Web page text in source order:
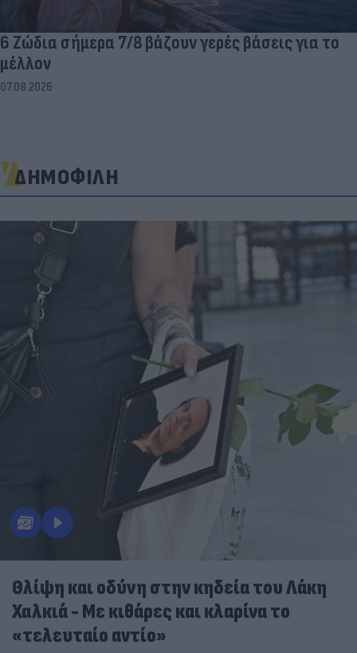
6 Ζώδια σήμερα 7/8 βάζουν γερές βάσεις για το
μέλλον
07.08.2026
ΔΗΜΟΦΙΛΗ
Θλίψη και οδύνη στην κηδεία του Λάκη
Χαλκιά - Με κιθάρες και κλαρίνα το
«τελευταίο αντίο»